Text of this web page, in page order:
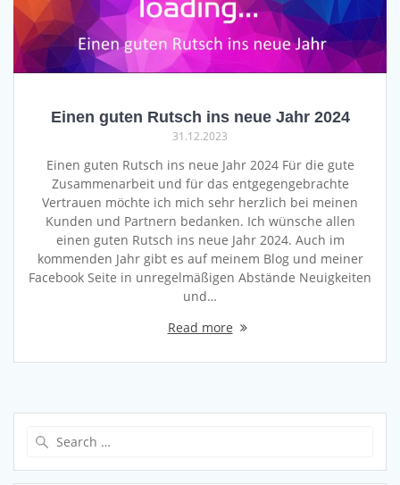
Einen guten Rutsch ins neue Jahr 2024
31.12.2023
Einen guten Rutsch ins neue Jahr 2024 Für die gute
Zusammenarbeit und für das entgegengebrachte
Vertrauen möchte ich mich sehr herzlich bei meinen
Kunden und Partnern bedanken. Ich wünsche allen
einen guten Rutsch ins neue Jahr 2024. Auch im
kommenden Jahr gibt es auf meinem Blog und meiner
Facebook Seite in unregelmäßigen Abstände Neuigkeiten
und…
Read more